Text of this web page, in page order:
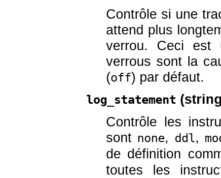
Contrôle si une
attend plus
verrou. Ceci est
verrous sont la
(off) par défaut.
log_statement (
Contrôle les
sont none, ddl,
de définition
toutes les